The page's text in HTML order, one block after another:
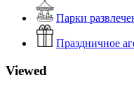
Парки
Праздничное
Viewed